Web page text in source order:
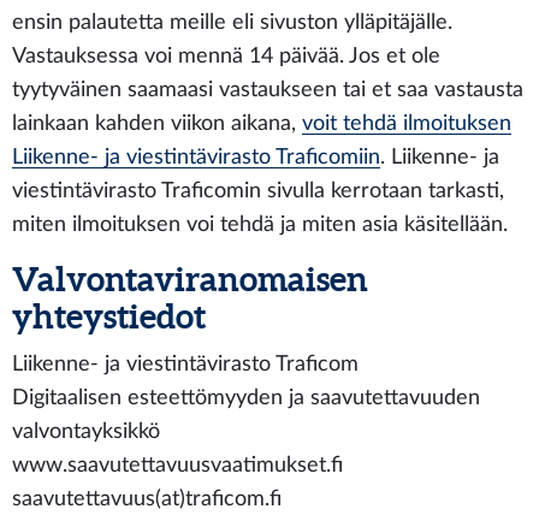
ensin palautetta meille eli sivuston ylläpitäjälle.
Vastauksessa voi mennä 14 päivää. Jos et ole
tyytyväinen saamaasi vastaukseen tai et saa vastausta
lainkaan kahden viikon aikana, voit tehdä ilmoituksen
Liikenne- ja viestintävirasto Traficomiin. Liikenne- ja
viestintävirasto Traficomin sivulla kerrotaan tarkasti,
miten ilmoituksen voi tehdä ja miten asia käsitellään.
Valvontaviranomaisen
yhteystiedot
Liikenne- ja viestintävirasto Traficom
Digitaalisen esteettömyyden ja saavutettavuuden
valvontayksikkö
www.saavutettavuusvaatimukset.fi
saavutettavuus(at)traficom.fi